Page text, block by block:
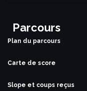
Parcours
Plan du parcours
Carte de score
Slope et coups reçus